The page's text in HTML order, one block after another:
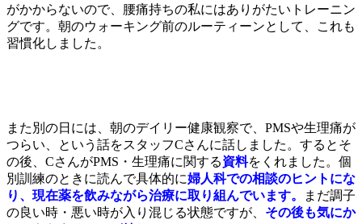
がかからないので、腰痛持ちの私にはありがたいトレーニン
グです。朝のウォーキング前のルーティーンとして、これも
習慣化しました。
また別の日には、朝のデイリー健康観察で、PMSや生理痛が
つらい、という話をスタッフCさんに話しました。するとそ
の後、CさんがPMS・生理痛に関する資料をくれました。個
別訓練のときに読んで具体的に婦人科での相談のヒントにな
り、現在薬を飲みながら治療に取り組んでいます。
まだ調子
の良い時・悪い時が入り混じる状態ですが、 その後も気にか